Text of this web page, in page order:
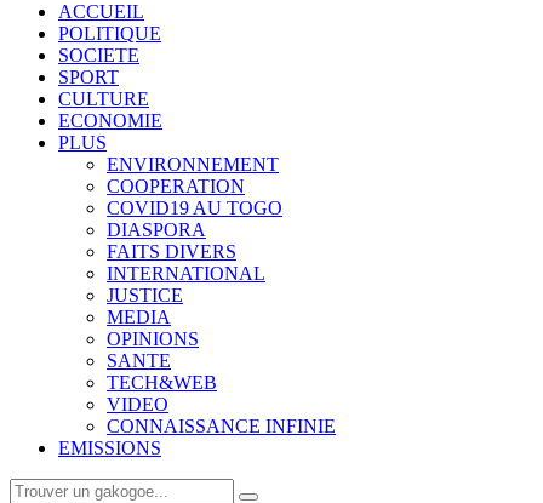
ACCUEIL
POLITIQUE
SOCIETE
SPORT
CULTURE
ECONOMIE
PLUS
ENVIRONNEMENT
COOPERATION
COVID19 AU TOGO
DIASPORA
FAITS DIVERS
INTERNATIONAL
JUSTICE
MEDIA
OPINIONS
SANTE
TECH&WEB
VIDEO
CONNAISSANCE INFINIE
EMISSIONS